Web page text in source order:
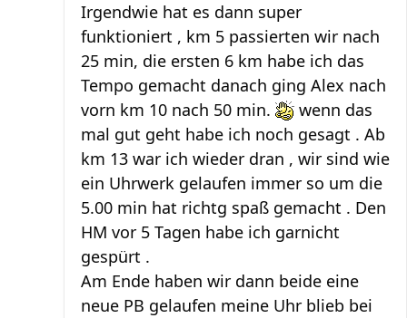
Irgendwie hat es dann super
funktioniert , km 5 passierten wir nach
25 min, die ersten 6 km habe ich das
Tempo gemacht danach ging Alex nach
vorn km 10 nach 50 min.
wenn das
mal gut geht habe ich noch gesagt . Ab
km 13 war ich wieder dran , wir sind wie
ein Uhrwerk gelaufen immer so um die
5.00 min hat richtg spaß gemacht . Den
HM vor 5 Tagen habe ich garnicht
gespürt .
Am Ende haben wir dann beide eine
neue PB gelaufen meine Uhr blieb bei